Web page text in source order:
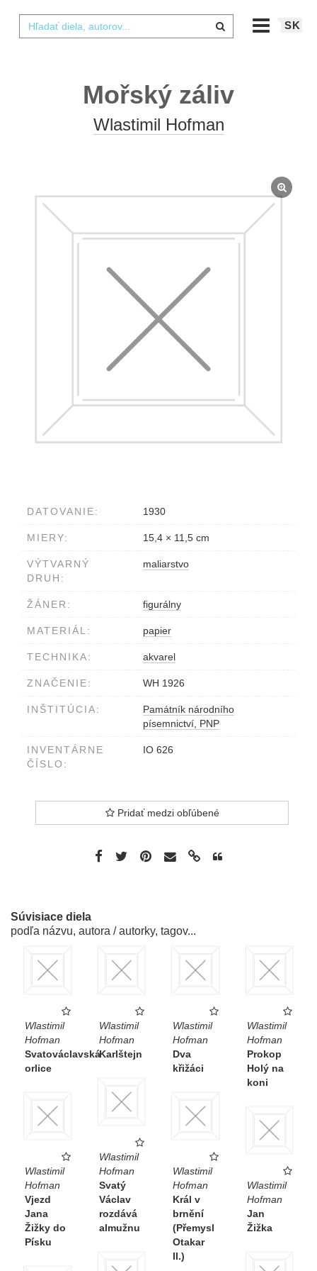
SK
Mořský záliv
Wlastimil Hofman
DATOVANIE: 1930
MIERY: 15,4 × 11,5 cm
VÝTVARNÝ
DRUH:
maliarstvo
ŽÁNER: figurálny
MATERIÁL: papier
TECHNIKA: akvarel
ZNAČENIE: WH 1926
INŠTITÚCIA:
Památník národního
písemnictví, PNP
INVENTÁRNE
ČÍSLO:
IO 626
Pridať medzi obľúbené
Súvisiace diela
podľa názvu, autora / autorky, tagov...
Wlastimil
Hofman
Svatováclavská
orlice
Wlastimil
Hofman
Karlštejn
Wlastimil
Hofman
Dva
křižáci
Wlastimil
Hofman
Prokop
Holý na
koni
Wlastimil
Hofman
Svatý
Václav
rozdává
almužnu
Wlastimil
Hofman
Vjezd
Jana
Žižky do
Písku
Wlastimil
Hofman
Král v
brnění
(Přemysl
Otakar
II.)
Wlastimil
Hofman
Jan
Žižka